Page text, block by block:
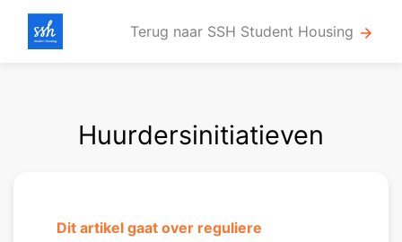
Terug naar SSH Student Housing arrow_forward
Huurdersinitiatieven
Dit artikel gaat over reguliere